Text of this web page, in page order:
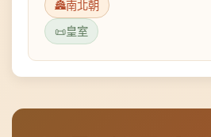
中國歷史人物研究資料